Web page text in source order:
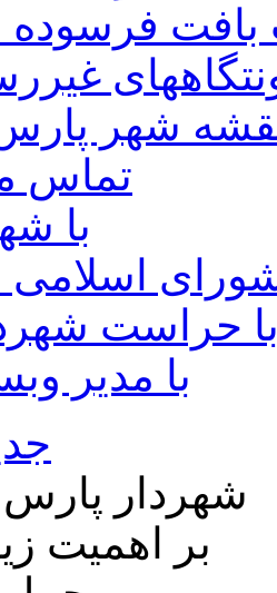
بافت فرسوده
شهر پارس
تماس
با
اسلامی
حراست
با مدیر